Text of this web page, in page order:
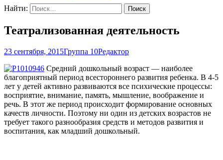
Найти:
Театрализованная деятельность
23 сентября, 2015Группа 10Редактор
Средний дошкольный возраст — наиболее
благоприятный период всестороннего развития ребенка. В 4-5
лет у детей активно развиваются все психические процессы:
восприятие, внимание, память, мышление, воображение и
речь. В этот же период происходит формирование основных
качеств личности. Поэтому ни один из детских возрастов не
требует такого разнообразия средств и методов развития и
воспитания, как младший дошкольный.